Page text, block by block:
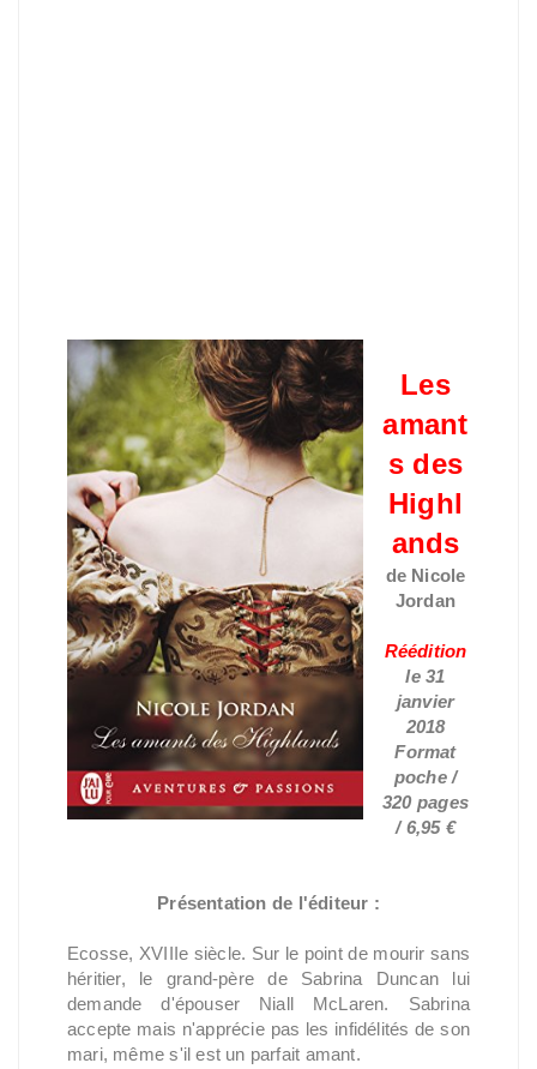
Les
amant
s des
Highl
ands
de Nicole
Jordan
Réédition
le 31
janvier
2018
Format
poche /
320 pages
/ 6,95 €
Présentation de l'éditeur :
Ecosse, XVIIIe siècle. Sur le point de mourir sans
héritier, le grand-père de Sabrina Duncan lui
demande d'épouser Niall McLaren. Sabrina
accepte mais n'apprécie pas les infidélités de son
mari, même s'il est un parfait amant.